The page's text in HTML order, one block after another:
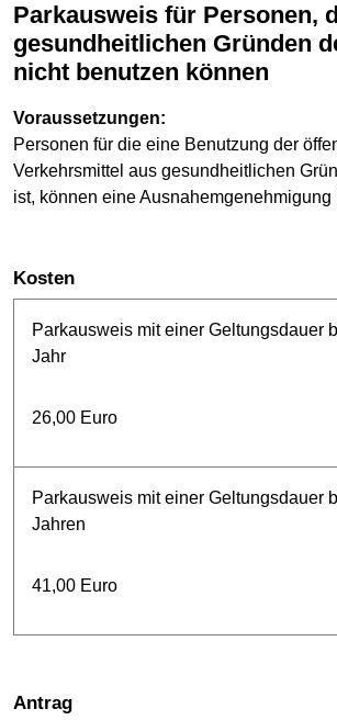
Parkausweis für Personen, die aus
gesundheitlichen Gründen
nicht benutzen können
Voraussetzungen:
Personen für die eine Benutzung der
Verkehrsmittel aus gesundheitlichen
ist, können eine Ausnahemgenehmigung
Kosten
Parkausweis mit einer Geltungsdauer
Jahr
26,00 Euro
Parkausweis mit einer Geltungsdauer
Jahren
41,00 Euro
Antrag